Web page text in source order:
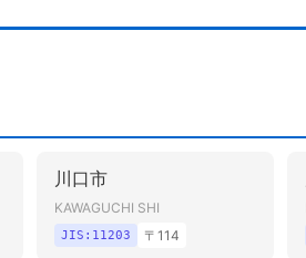
川口市
KAWAGUCHI SHI
JIS: 11203 〒 114